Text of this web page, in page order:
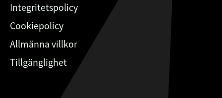
Integritetspolicy
Cookiepolicy
Allmänna villkor
Tillgänglighet